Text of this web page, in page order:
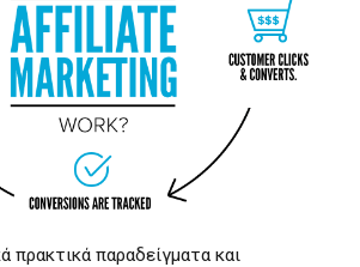
πρακτικά παραδείγματα και